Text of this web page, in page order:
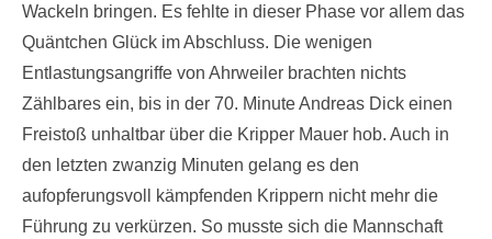
Wackeln bringen. Es fehlte in dieser Phase vor allem das
Quäntchen Glück im Abschluss. Die wenigen
Entlastungsangriffe von Ahrweiler brachten nichts
Zählbares ein, bis in der 70. Minute Andreas Dick einen
Freistoß unhaltbar über die Kripper Mauer hob. Auch in
den letzten zwanzig Minuten gelang es den
aufopferungsvoll kämpfenden Krippern nicht mehr die
Führung zu verkürzen. So musste sich die Mannschaft